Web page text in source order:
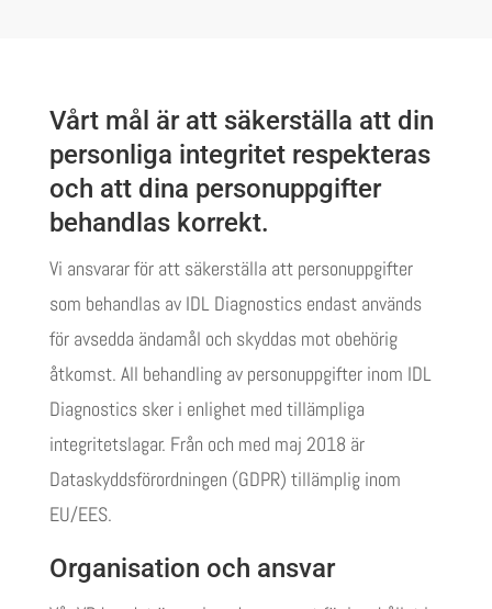
Vårt mål är att säkerställa att din
personliga integritet respekteras
och att dina personuppgifter
behandlas korrekt.
Vi ansvarar för att säkerställa att personuppgifter
som behandlas av IDL Diagnostics endast används
för avsedda ändamål och skyddas mot obehörig
åtkomst. All behandling av personuppgifter inom IDL
Diagnostics sker i enlighet med tillämpliga
integritetslagar. Från och med maj 2018 är
Dataskyddsförordningen (GDPR) tillämplig inom
EU/EES.
Organisation och ansvar